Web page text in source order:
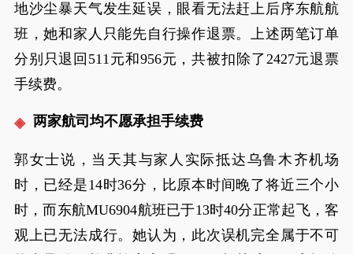
地沙尘暴天气发生延误，眼看无法赶上后序东航航
班，她和家人只能先自行操作退票。上述两笔订单
分别只退回511元和956元，共被扣除了2427元退票
手续费。
两家航司均不愿承担手续费
郭女士说，当天其与家人实际抵达乌鲁木齐机场
时，已经是14时36分，比原本时间晚了将近三个小
时，而东航MU6904航班已于13时40分正常起飞，客
观上已无法成行。她认为，此次误机完全属于不可